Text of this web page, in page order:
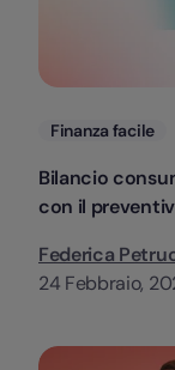
Categorie
Finanza facile
Bilancio
con il
Federica
24 Febbraio,